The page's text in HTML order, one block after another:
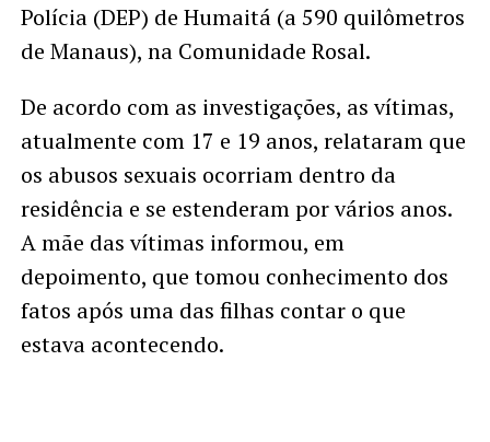
Polícia (DEP) de Humaitá (a 590 quilômetros
de Manaus), na Comunidade Rosal.
De acordo com as investigações, as vítimas,
atualmente com 17 e 19 anos, relataram que
os abusos sexuais ocorriam dentro da
residência e se estenderam por vários anos.
A mãe das vítimas informou, em
depoimento, que tomou conhecimento dos
fatos após uma das filhas contar o que
estava acontecendo.